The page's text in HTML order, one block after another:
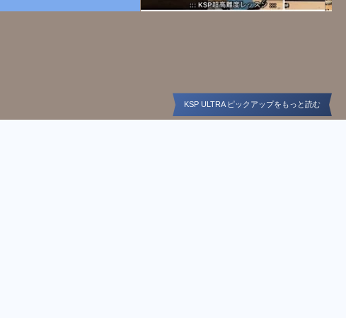
KSP ULTRA ピックアップをもっと読む